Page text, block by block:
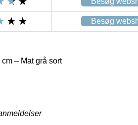
Besøg
– Mat grå sort